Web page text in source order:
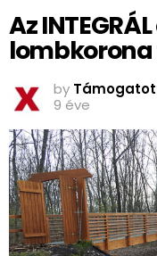
Az
by
9 éve